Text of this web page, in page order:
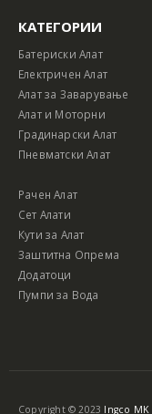
КАТЕГОРИИ
Батериски Алат
Електричен Алат
Алат за Заварување
Алат и Моторни
Градинарски Алат
Пневматски Алат
Рачен Алат
Сет Алати
Кути за Алат
Заштитна Опрема
Додатоци
Пумпи за Вода
Copyright © 2023 Ingco MK